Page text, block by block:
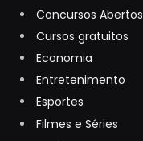
Concursos Abertos
Cursos gratuitos
Economia
Entretenimento
Esportes
Filmes e Séries